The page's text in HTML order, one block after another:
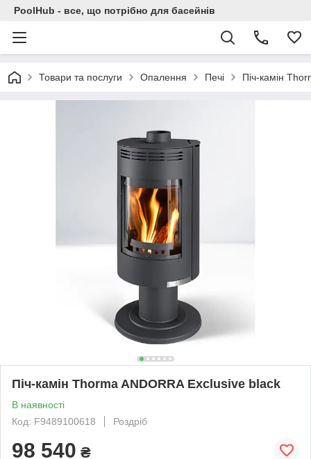
PoolHub - все, що потрібно для басейнів
Товари та послуги Опалення Печі Піч-камін
Піч-камін Thorma ANDORRA Exclusive black
В наявності
Код: F9489100618
Роздріб
98 540 ₴